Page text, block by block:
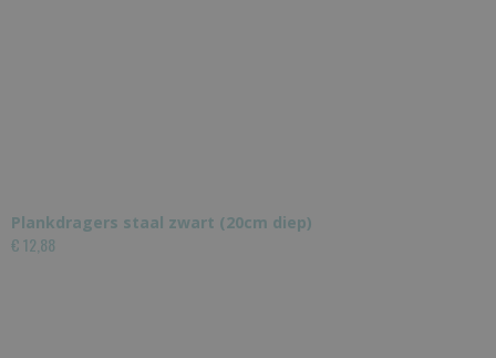
Plankdragers staal zwart (20cm diep)
€ 12,88